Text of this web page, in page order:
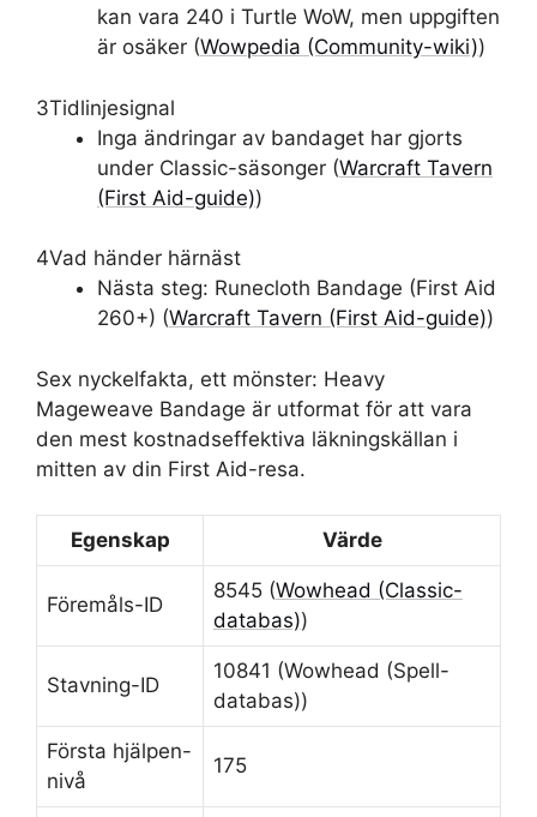
kan vara 240 i Turtle WoW, men uppgiften
är osäker (Wowpedia (Community-wiki))
3Tidlinjesignal
Inga ändringar av bandaget har gjorts
under Classic-säsonger (Warcraft Tavern
(First Aid-guide))
4Vad händer härnäst
Nästa steg: Runecloth Bandage (First Aid
260+) (Warcraft Tavern (First Aid-guide))
Sex nyckelfakta, ett mönster: Heavy
Mageweave Bandage är utformat för att vara
den mest kostnadseffektiva läkningskällan i
mitten av din First Aid-resa.
Egenskap Värde
Föremåls-ID
8545 (Wowhead (Classic-
databas))
Stavning-ID
10841 (Wowhead (Spell-
databas))
Första hjälpen-
nivå
175